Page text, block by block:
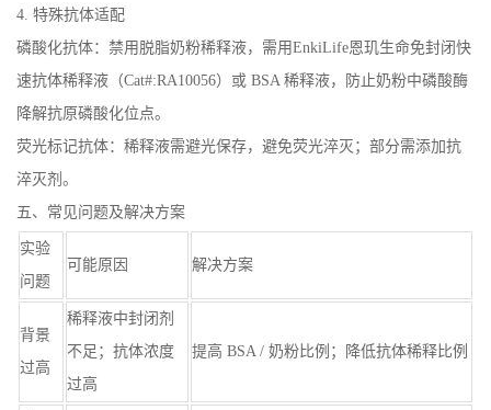
4. 特殊抗体适配
磷酸化抗体：禁用脱脂奶粉稀释液，需用EnkiLife恩玑生命免封闭快
速抗体稀释液（Cat#:RA10056）或 BSA 稀释液，防止奶粉中磷酸酶
降解抗原磷酸化位点。
荧光标记抗体：稀释液需避光保存，避免荧光淬灭；部分需添加抗
淬灭剂。
五、常见问题及解决方案
实验
问题
可能原因 解决方案
背景
过高
稀释液中封闭剂
不足；抗体浓度
过高
提高 BSA / 奶粉比例；降低抗体稀释比例